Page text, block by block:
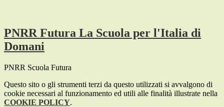
PNRR Futura La Scuola per l'Italia di
Domani
PNRR Scuola Futura
Questo sito o gli strumenti terzi da questo utilizzati si avvalgono di
cookie necessari al funzionamento ed utili alle finalità illustrate nella
COOKIE POLICY.